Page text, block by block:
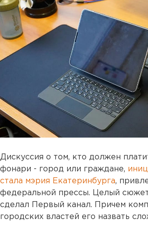
Дискуссия о том, кто должен
фонари - город или граждане,
стала мэрия Екатеринбурга,
федеральной прессы. Целый сюжет
сделал Первый канал. Причем
городских властей его назвать